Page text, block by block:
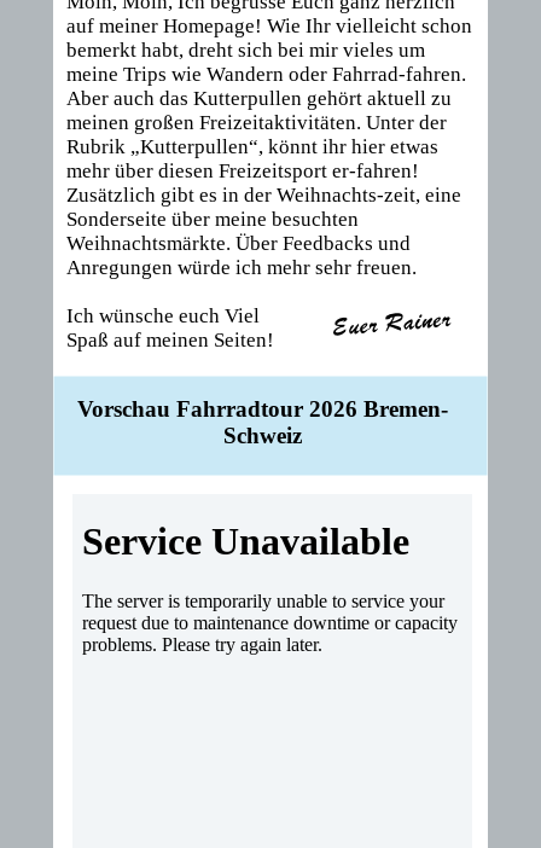
auf meiner Homepage! Wie Ihr vielleicht schon
bemerkt habt, dreht sich bei mir vieles um
meine Trips wie Wandern oder Fahrrad-fahren.
Aber auch das Kutterpullen gehört aktuell zu
meinen großen Freizeitaktivitäten. Unter der
Rubrik „Kutterpullen“, könnt ihr hier etwas
mehr über diesen Freizeitsport er-fahren!
Zusätzlich gibt es in der Weihnachts-zeit, eine
Sonderseite über meine besuchten
Weihnachtsmärkte. Über Feedbacks und
Anregungen würde ich mehr sehr freuen.
Ich wünsche euch Viel
Spaß auf meinen Seiten!
Vorschau Fahrradtour 2026 Bremen-
Schweiz